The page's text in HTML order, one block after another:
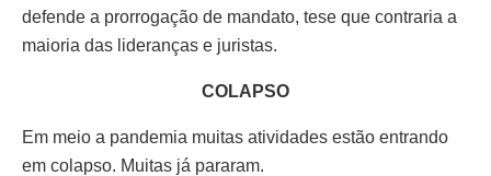
defende a prorrogação de mandato, tese que contraria a
maioria das lideranças e juristas.
COLAPSO
Em meio a pandemia muitas atividades estão entrando
em colapso. Muitas já pararam.